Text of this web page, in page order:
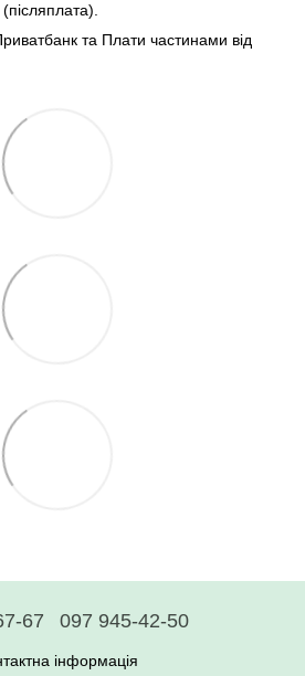
та Плати частинами від
67 097 945-42-50
інформація